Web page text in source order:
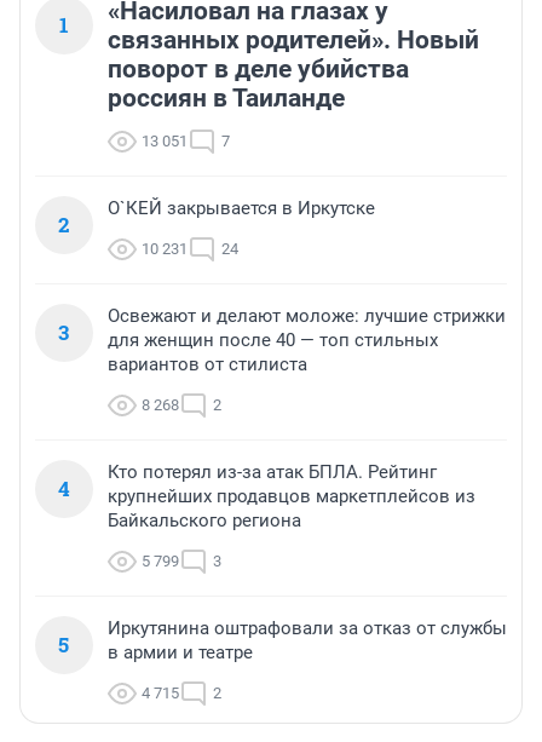
1
«Насиловал на глазах у
связанных родителей». Новый
поворот в деле убийства
россиян в Таиланде
13 051 7
2
О`КЕЙ закрывается в Иркутске
10 231 24
3
Освежают и делают моложе: лучшие стрижки
для женщин после 40 — топ стильных
вариантов от стилиста
8 268 2
4
Кто потерял из-за атак БПЛА. Рейтинг
крупнейших продавцов маркетплейсов из
Байкальского региона
5 799 3
5
Иркутянина оштрафовали за отказ от службы
в армии и театре
4 715 2